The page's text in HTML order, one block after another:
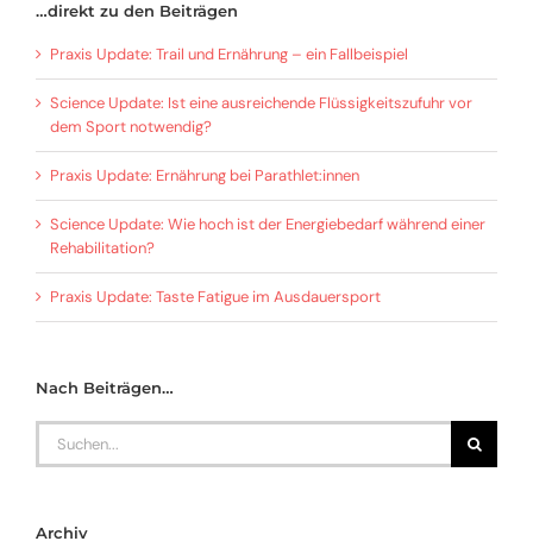
…direkt zu den Beiträgen
Praxis Update: Trail und Ernährung – ein Fallbeispiel
Science Update: Ist eine ausreichende Flüssigkeitszufuhr vor
dem Sport notwendig?
Praxis Update: Ernährung bei Parathlet:innen
Science Update: Wie hoch ist der Energiebedarf während einer
Rehabilitation?
Praxis Update: Taste Fatigue im Ausdauersport
Nach Beiträgen…
Search
Archiv